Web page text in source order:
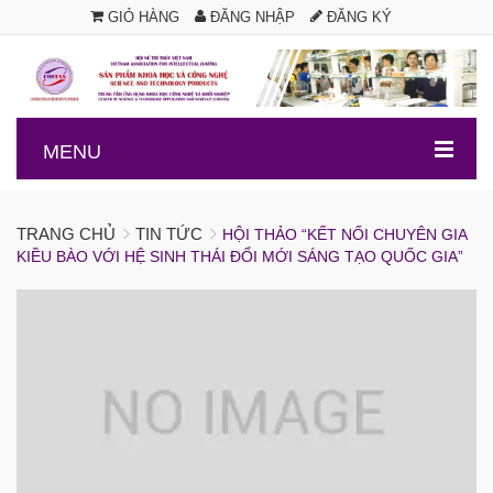
GIỎ HÀNG ĐĂNG NHẬP ĐĂNG KÝ
.
MENU
TRANG CHỦ TIN TỨC
HỘI THẢO “KẾT NỐI CHUYÊN GIA
KIỀU BÀO VỚI HỆ SINH THÁI ĐỔI MỚI SÁNG TẠO QUỐC GIA”